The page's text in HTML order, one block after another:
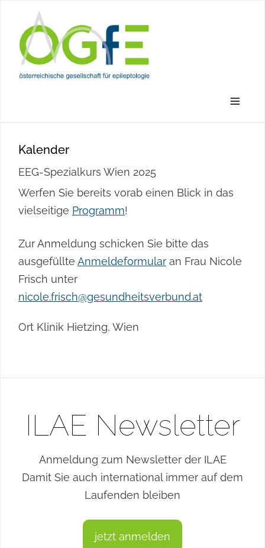
≡
Kalender
EEG-Spezialkurs Wien 2025
Werfen Sie bereits vorab einen Blick in das
vielseitige Programm!
Zur Anmeldung schicken Sie bitte das
ausgefüllte Anmeldeformular an Frau Nicole
Frisch unter
nicole.frisch@gesundheitsverbund.at
Ort Klinik Hietzing, Wien
ILAE Newsletter
Anmeldung zum Newsletter der ILAE
Damit Sie auch international immer auf dem
Laufenden bleiben
jetzt anmelden